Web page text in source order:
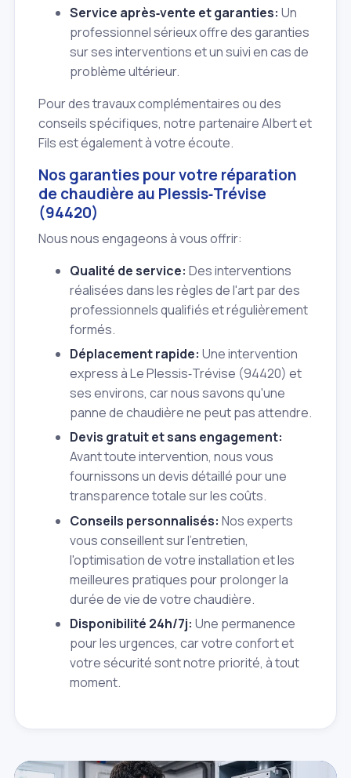
Service après‑vente et garanties: Un
professionnel sérieux offre des garanties
sur ses interventions et un suivi en cas de
problème ultérieur.
Pour des travaux complémentaires ou des
conseils spécifiques, notre partenaire Albert et
Fils est également à votre écoute.
Nos garanties pour votre réparation
de chaudière au Plessis‑Trévise
(94420)
Nous nous engageons à vous offrir:
Qualité de service: Des interventions
réalisées dans les règles de l'art par des
professionnels qualifiés et régulièrement
formés.
Déplacement rapide: Une intervention
express à Le Plessis‑Trévise (94420) et
ses environs, car nous savons qu'une
panne de chaudière ne peut pas attendre.
Devis gratuit et sans engagement:
Avant toute intervention, nous vous
fournissons un devis détaillé pour une
transparence totale sur les coûts.
Conseils personnalisés: Nos experts
vous conseillent sur l'entretien,
l'optimisation de votre installation et les
meilleures pratiques pour prolonger la
durée de vie de votre chaudière.
Disponibilité 24h/7j: Une permanence
pour les urgences, car votre confort et
votre sécurité sont notre priorité, à tout
moment.